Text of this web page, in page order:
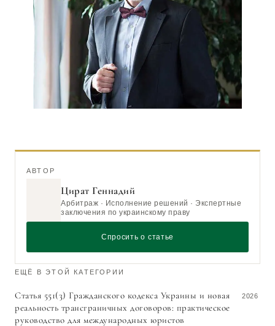
АВТОР
Цират Геннадий
Арбитраж · Исполнение решений · Экспертные
заключения по украинскому праву
Спросить о статье
ЕЩЁ В ЭТОЙ КАТЕГОРИИ
Статья 551(3) Гражданского кодекса Украины и новая
реальность трансграничных договоров: практическое
руководство для международных юристов
2026